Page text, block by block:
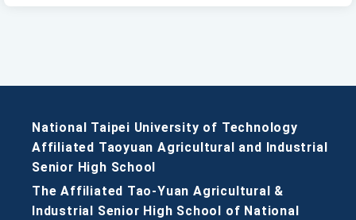
National Taipei University of Technology
Affiliated Taoyuan Agricultural and Industrial
Senior High School
The Affiliated Tao-Yuan Agricultural &
Industrial Senior High School of National